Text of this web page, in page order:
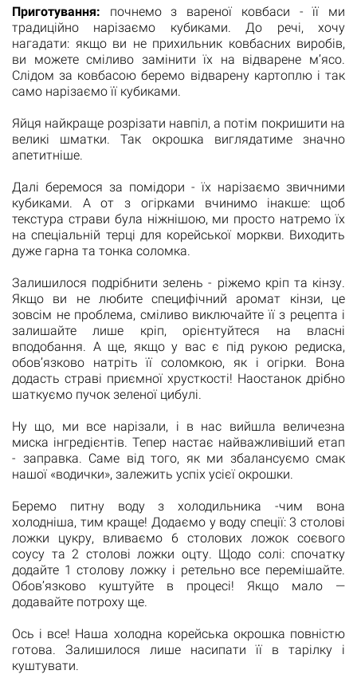
Приготування: почнемо з вареної ковбаси - її ми
традиційно нарізаємо кубиками. До речі, хочу
нагадати: якщо ви не прихильник ковбасних виробів,
ви можете сміливо замінити їх на відварене м’ясо.
Слідом за ковбасою беремо відварену картоплю і так
само нарізаємо її кубиками.
Яйця найкраще розрізати навпіл, а потім покришити на
великі шматки. Так окрошка виглядатиме значно
апетитніше.
Далі беремося за помідори - їх нарізаємо звичними
кубиками. А от з огірками вчинимо інакше: щоб
текстура страви була ніжнішою, ми просто натремо їх
на спеціальній терці для корейської моркви. Виходить
дуже гарна та тонка соломка.
Залишилося подрібнити зелень - ріжемо кріп та кінзу.
Якщо ви не любите специфічний аромат кінзи, це
зовсім не проблема, сміливо виключайте її з рецепта і
залишайте лише кріп, орієнтуйтеся на власні
вподобання. А ще, якщо у вас є під рукою редиска,
обов’язково натріть її соломкою, як і огірки. Вона
додасть страві приємної хрусткості! Наостанок дрібно
шаткуємо пучок зеленої цибулі.
Ну що, ми все нарізали, і в нас вийшла величезна
миска інгредієнтів. Тепер настає найважливіший етап
- заправка. Саме від того, як ми збалансуємо смак
нашої «водички», залежить успіх усієї окрошки.
Беремо питну воду з холодильника -чим вона
холодніша, тим краще! Додаємо у воду спеції: 3 столові
ложки цукру, вливаємо 6 столових ложок соєвого
соусу та 2 столові ложки оцту. Щодо солі: спочатку
додайте 1 столову ложку і ретельно все перемішайте.
Обов’язково куштуйте в процесі! Якщо мало —
додавайте потроху ще.
Ось і все! Наша холодна корейська окрошка повністю
готова. Залишилося лише насипати її в тарілку і
куштувати.